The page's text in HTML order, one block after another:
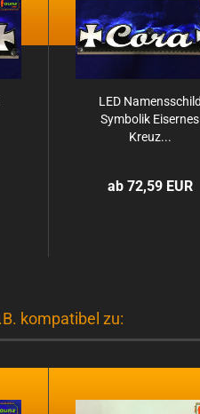
LED Na­mens­schild
Sym­bo­lik Ei­ser­nes
Kreuz...
ab 72,59 EUR
kompatibel zu: